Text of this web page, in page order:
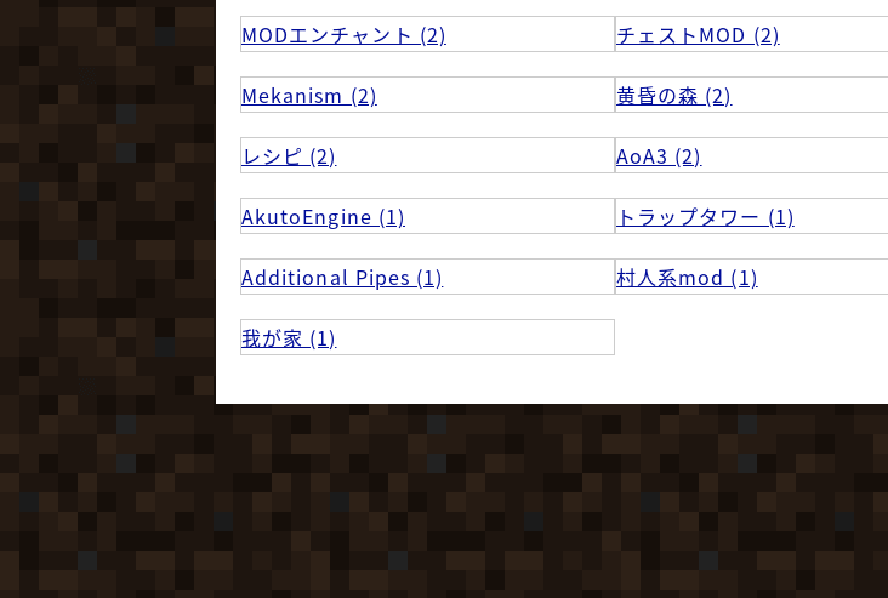
MODエンチャント (2) チェストMOD (2)
Mekanism (2) 黄昏の森 (2)
レシピ (2) AoA3 (2)
AkutoEngine (1) トラップタワー (1)
Additional Pipes (1) 村人系mod (1)
我が家 (1)